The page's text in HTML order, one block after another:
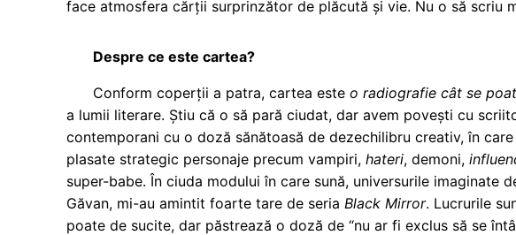
face atmosfera cărții surprinzător de plăcută și vie. Nu o să scriu
Despre ce este cartea?
Conform coperții a patra, cartea esteo radiografie cât se
a lumii literare. Știu că o să pară ciudat, dar avem povești cu
contemporani cu o doză sănătoasă de dezechilibru creativ, în care
plasate strategic personaje precum vampiri,hateri, demoni,
super-babe. În ciuda modului în care sună, universurile imaginate
Găvan, mi-au amintit foarte tare de seria Black Mirror. Lucrurile
poate de sucite, dar păstrează o doză de “nu ar fi exclus să se